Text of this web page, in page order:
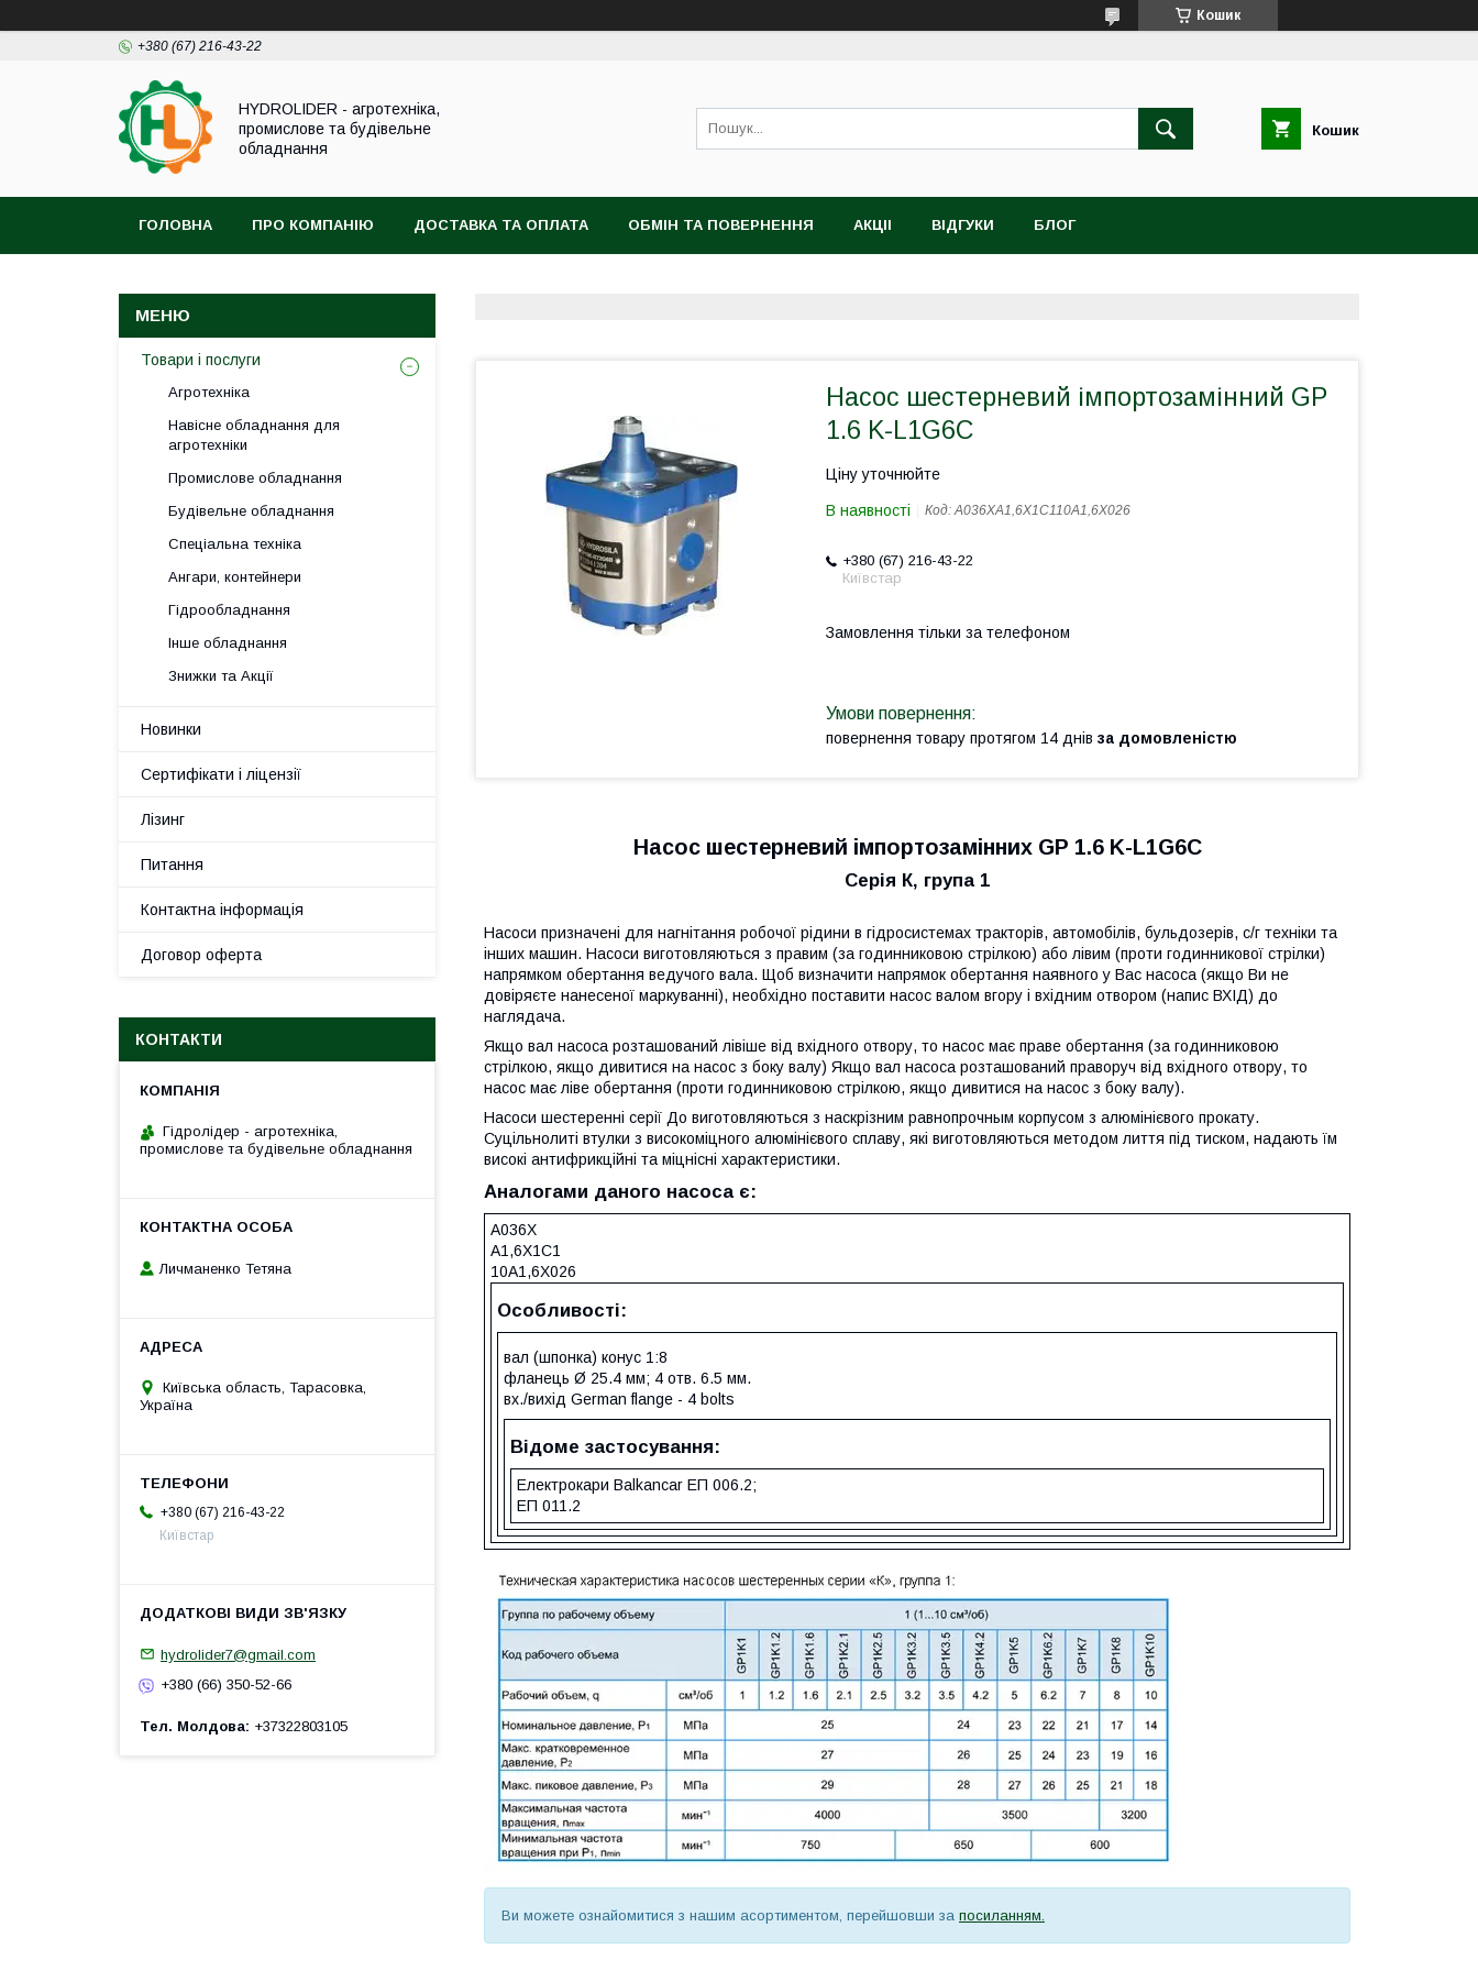
Кошик
+380 (67) 216-43-22
HYDROLIDER - агротехніка,
промислове та будівельне
обладнання
Кошик
ГОЛОВНА ПРО КОМПАНІЮ ДОСТАВКА ТА ОПЛАТА ОБМІН ТА ПОВЕРНЕННЯ АКЦІІ ВІДГУКИ БЛОГ
Насос шестерневий імпортозамінний GP
1.6 K-L1G6C
Ціну уточнюйте
В наявності Код:A036XA1,6X1C110A1,6X026
+380 (67) 216-43-22
Київстар
Замовлення тільки за телефоном
повернення товару протягом 14 днів за домовленістю
Насос шестерневий імпортозамінних GP 1.6 K-L1G6C
Серія К, група 1
Насоси призначені для нагнітання робочої рідини в гідросистемах тракторів, автомобілів, бульдозерів, с/г техніки та
інших машин. Насоси виготовляються з правим (за годинниковою стрілкою) або лівим (проти годинникової стрілки)
напрямком обертання ведучого вала. Щоб визначити напрямок обертання наявного у Вас насоса (якщо Ви не
довіряєте нанесеної маркуванні), необхідно поставити насос валом вгору і вхідним отвором (напис ВХІД) до
наглядача.
Якщо вал насоса розташований лівіше від вхідного отвору, то насос має праве обертання (за годинниковою
стрілкою, якщо дивитися на насос з боку валу) Якщо вал насоса розташований праворуч від вхідного отвору, то
насос має ліве обертання (проти годинниковою стрілкою, якщо дивитися на насос з боку валу).
Насоси шестеренні серії До виготовляються з наскрізним равнопрочным корпусом з алюмінієвого прокату.
Суцільнолиті втулки з високоміцного алюмінієвого сплаву, які виготовляються методом лиття під тиском, надають їм
високі антифрикційні та міцнісні характеристики.
Аналогами даного насоса є:
A036X
А1,6Х1С1
10A1,6X026
Особливості:
вал (шпонка) конус 1:8
фланець Ø 25.4 мм; 4 отв. 6.5 мм.
вх./вихід German flange - 4 bolts
Відоме застосування:
Електрокари Balkancar ЕП 006.2;
ЕП 011.2
Ви можете ознайомитися з нашим асортиментом, перейшовши за посиланням.
Товари і послуги
Агротехніка
Навісне обладнання для
агротехніки
Промислове обладнання
Будівельне обладнання
Спеціальна техніка
Ангари, контейнери
Гідрообладнання
Інше обладнання
Знижки та Акції
Новинки
Сертифікати і ліцензії
Лізинг
Питання
Контактна інформація
Договор оферта
КОНТАКТИ
Гідролідер - агротехніка,
промислове та будівельне обладнання
Личманенко Тетяна
Київська область, Тарасовка,
Україна
+380 (67) 216-43-22
Київстар
hydrolider7@gmail.com
+380 (66) 350-52-66
Тел. Молдова +37322803105